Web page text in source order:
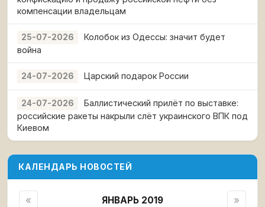
компенсации владельцам
25-07-2026
Колобок из Одессы: значит будет
война
24-07-2026 Царский подарок России
24-07-2026
Баллистический прилёт по выставке:
российские ракеты накрыли слёт украинского ВПК под
Киевом
КАЛЕНДАРЬ НОВОСТЕЙ
« ЯНВАРЬ 2019 »